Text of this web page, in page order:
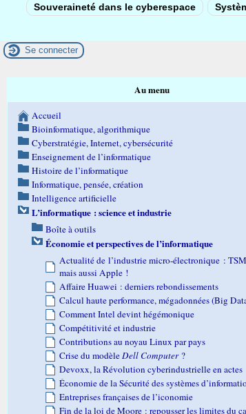
Souveraineté dans le cyberespace
Se connecter
Au menu
Accueil
Bioinformatique, algorithmique
Cyberstratégie, Internet, cybersécurité
Enseignement de l’informatique
Histoire de l’informatique
Informatique, pensée, création
Intelligence artificielle
L’informatique : science et industrie
Boîte à outils
Économie et perspectives de l’informatique
Actualité de l’industrie micro-électronique :
mais aussi Apple !
Affaire Huawei : derniers rebondissements
Calcul haute performance, mégadonnées (Big
Comment Intel devint hégémonique
Compétitivité et industrie
Contributions au noyau Linux par pays
Crise du modèleDell Computer?
Devoxx, la Révolution cyberindustrielle en actes
Économie de la Sécurité des systèmes
Entreprises françaises de l’iconomie
Fin de la loi de Moore : repousser les limites du